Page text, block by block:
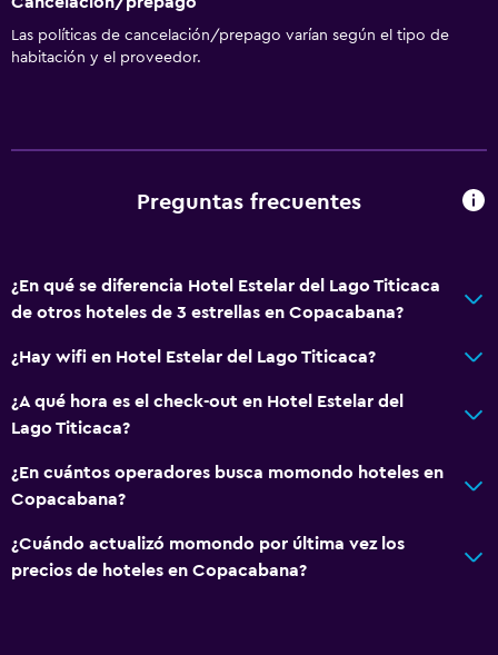
Las políticas de cancelación/prepago varían según el tipo de
habitación y el proveedor.
Preguntas frecuentes
¿En qué se diferencia Hotel Estelar del Lago Titicaca
de otros hoteles de 3 estrellas en Copacabana?
¿Hay wifi en Hotel Estelar del Lago Titicaca?
¿A qué hora es el check-out en Hotel Estelar del
Lago Titicaca?
¿En cuántos operadores busca momondo hoteles en
Copacabana?
¿Cuándo actualizó momondo por última vez los
precios de hoteles en Copacabana?